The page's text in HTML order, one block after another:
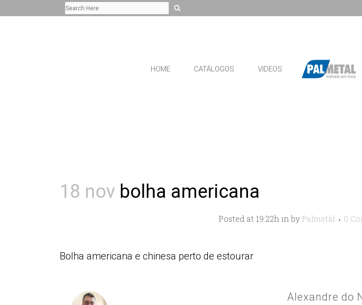
HOME CATÁLOGOS VIDEOS
18 nov bolha americana
Posted at 19:22hinby Palmetal 0
Bolha americana e chinesa perto de estourar
Alexandre do